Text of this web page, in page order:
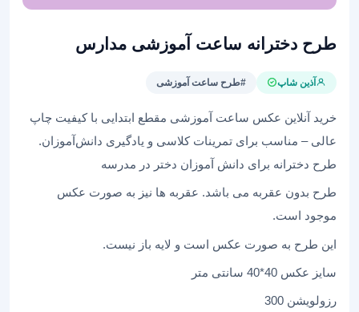
طرح دخترانه ساعت آموزشی مدارس
آذین شاپ #طرح ساعت آموزشی
خرید آنلاین عکس ساعت آموزشی مقطع ابتدایی با کیفیت چاپ
عالی – مناسب برای تمرینات کلاسی و یادگیری دانش‌آموزان.
طرح دخترانه برای دانش آموزان دختر در مدرسه
طرح بدون عقربه می باشد. عقربه ها نیز به صورت عکس
موجود است.
این طرح به صورت عکس است و لایه باز نیست.
سایز عکس 40*40 سانتی متر
رزولویشن 300